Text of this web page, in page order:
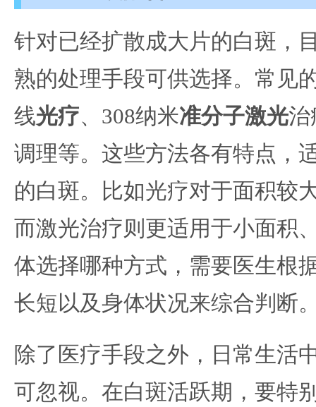
针对已经扩散成大片的白斑，
熟的处理手段可供选择。常见
线光疗、308纳米准分子激光治
调理等。这些方法各有特点，
的白斑。比如光疗对于面积较
而激光治疗则更适用于小面积
体选择哪种方式，需要医生根
长短以及身体状况来综合判断
除了医疗手段之外，日常生活
可忽视。在白斑活跃期，要特